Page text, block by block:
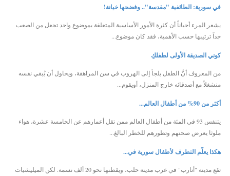
في سورية: الطائفية "مقدسة".. وفضحها خيانة!
يشعر المرء أحياناً أن كثرة الأمور الأساسية المتعلقة بموضوع واحد تجعل من الصعب
جداً ترتيبها حسب الأهمية، فقد كان موضوع...
كوني الصديقة الأولى لطفلكِ
من المعروف أنَّ الطفل يلجأ إلى الهروب في سن المراهقة، ويحاول أن يُبقي نفسه
منشغلاً مع أصدقائه خارج المنزل، أويقوم...
أكثر من 90% من أطفال العالم...
يتنفس 93 في المئة من أطفال العالم ممن تقل أعمارهم عن الخامسة عشرة، هواء
ملوثا يعرض صحتهم وتطورهم للخطر البالغ...
هكذا يعلّم التطرف لأطفال سورية في...
تقع مدينة "أتارب" في غرب مدينة حلب، ويقطنها نحو 20 ألف نسمة. لكن الميليشيات